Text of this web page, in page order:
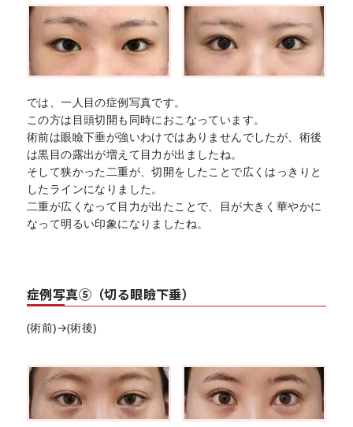
では、一人目の症例写真です。
この方は目頭切開も同時におこなっています。
術前は眼瞼下垂が強いわけではありませんでしたが、術後
は黒目の露出が増えて目力が出ましたね。
そして狭かった二重が、切開をしたことで広くはっきりと
したラインになりました。
二重が広くなって目力が出たことで、目が大きく華やかに
なって明るい印象になりましたね。
症例写真⑤（切る眼瞼下垂）
(術前)→(術後)